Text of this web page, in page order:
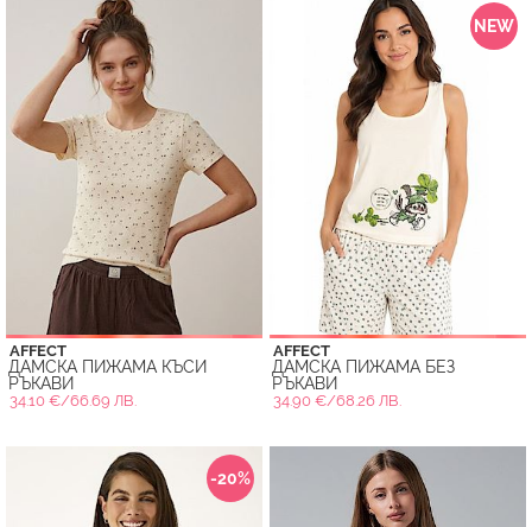
AFFECT
ДАМСКА ПИЖАМА КЪСИ
РЪКАВИ
34.10 €/66.69 ЛВ.
NEW
AFFECT
ДАМСКА ПИЖАМА БЕЗ
РЪКАВИ
34.90 €/68.26 ЛВ.
-20%